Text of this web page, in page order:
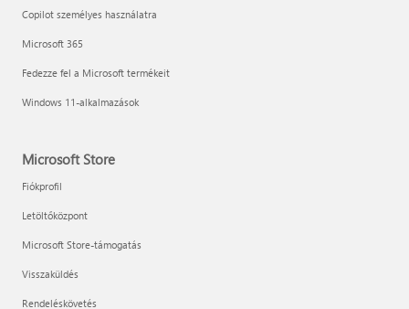
Copilot személyes használatra
Microsoft 365
Fedezze fel a Microsoft termékeit
Windows 11-alkalmazások
Microsoft Store
Fiókprofil
Letöltőközpont
Microsoft Store-támogatás
Visszaküldés
Rendeléskövetés